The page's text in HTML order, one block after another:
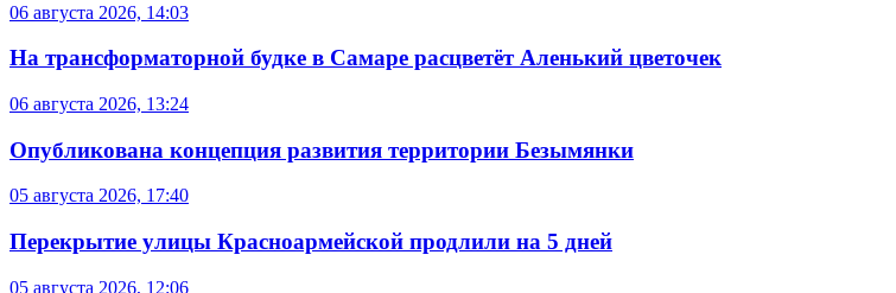
06 августа 2026, 14:03
На трансформаторной будке в Самаре расцветёт Аленький цветочек
06 августа 2026, 13:24
Опубликована концепция развития территории Безымянки
05 августа 2026, 17:40
Перекрытие улицы Красноармейской продлили на 5 дней
05 августа 2026, 12:06